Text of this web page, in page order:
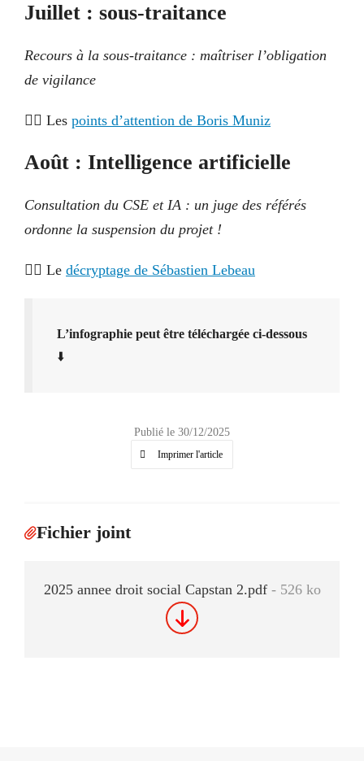
Juillet : sous-traitance
Recours à la sous-traitance : maîtriser l’obligation
de vigilance
👉🏼 Les points d’attention de Boris Muniz
Août : Intelligence artificielle
Consultation du CSE et IA : un juge des référés
ordonne la suspension du projet !
👉🏼 Le décryptage de Sébastien Lebeau
L’infographie peut être téléchargée ci-dessous
⬇️
Publié le 30/12/2025
Imprimer l'article
Fichier joint
2025 annee droit social Capstan 2.pdf - 526 ko